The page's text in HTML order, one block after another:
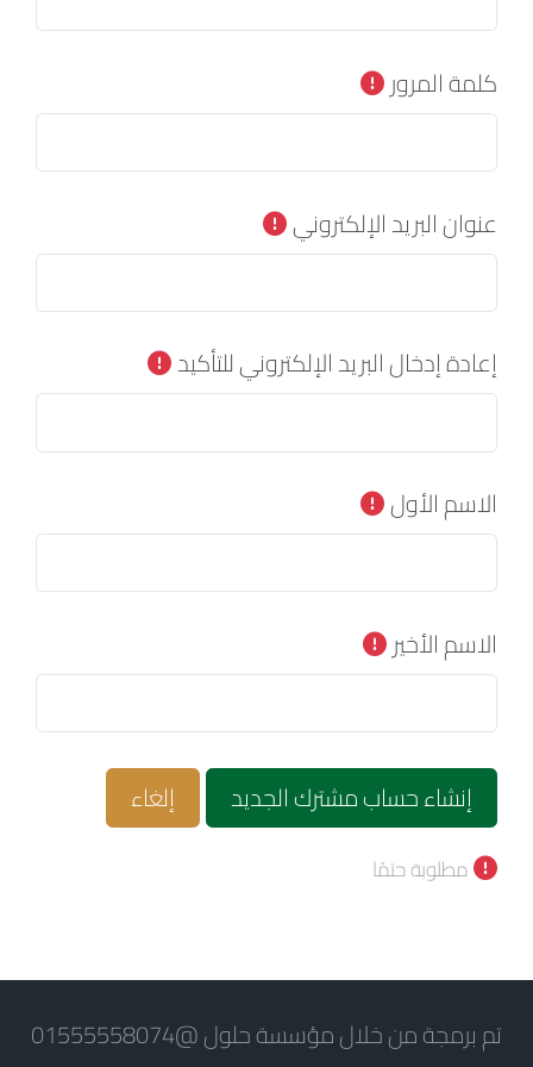
كلمة المرور
عنوان البريد الإلكتروني
إعادة إدخال البريد الإلكتروني للتأكيد
الاسم الأول
الاسم الأخير
مطلوبة حتمًا
تم برمجة من خلال مؤسسة حلول @01555558074